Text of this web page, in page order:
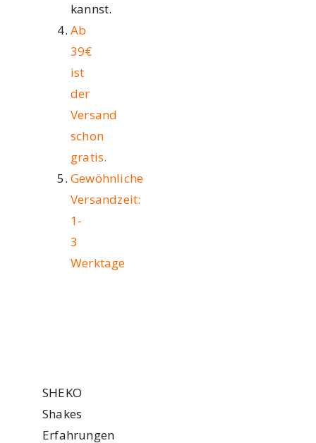
kannst.
Ab
39€
ist
der
Versand
schon
gratis.
Gewöhnliche
Versandzeit:
1-
3
Werktage
SHEKO
Shakes
Erfahrungen